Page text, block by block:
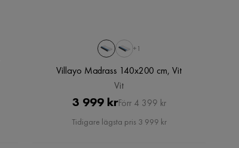
+1
Villayo Madrass 140x200 cm, Vit
Vit
Pris
3 999 krOriginal
Pris
Förr 4 399 kr
Tidigare lägsta pris 3 999 kr